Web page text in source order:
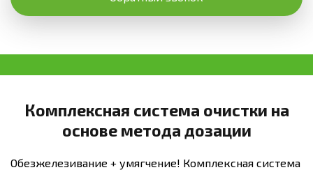
Комплексная система очистки на
основе метода дозации
Обезжелезивание + умягчение! Комплексная система